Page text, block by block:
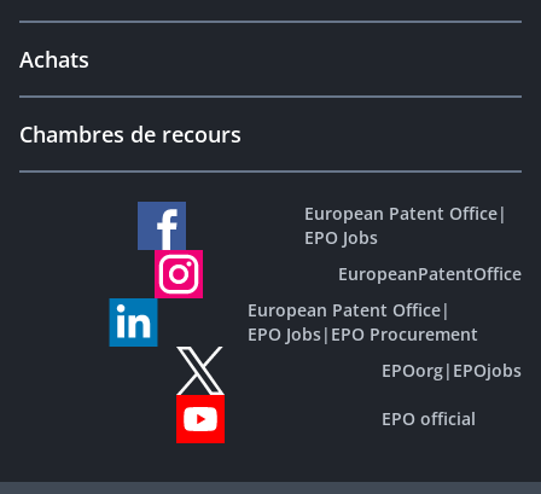
Achats
Chambres de recours
European Patent Office|
EPO Jobs
EuropeanPatentOffice
European Patent Office|
EPO Jobs| EPO Procurement
EPOorg| EPOjobs
EPO official